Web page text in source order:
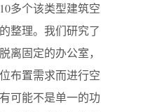
多个该类型建筑空
整理。我们研究了
离固定的办公室，
布置需求而进行空
可能不是单一的功